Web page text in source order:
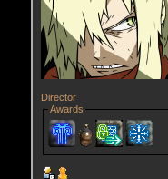
Director
Awards